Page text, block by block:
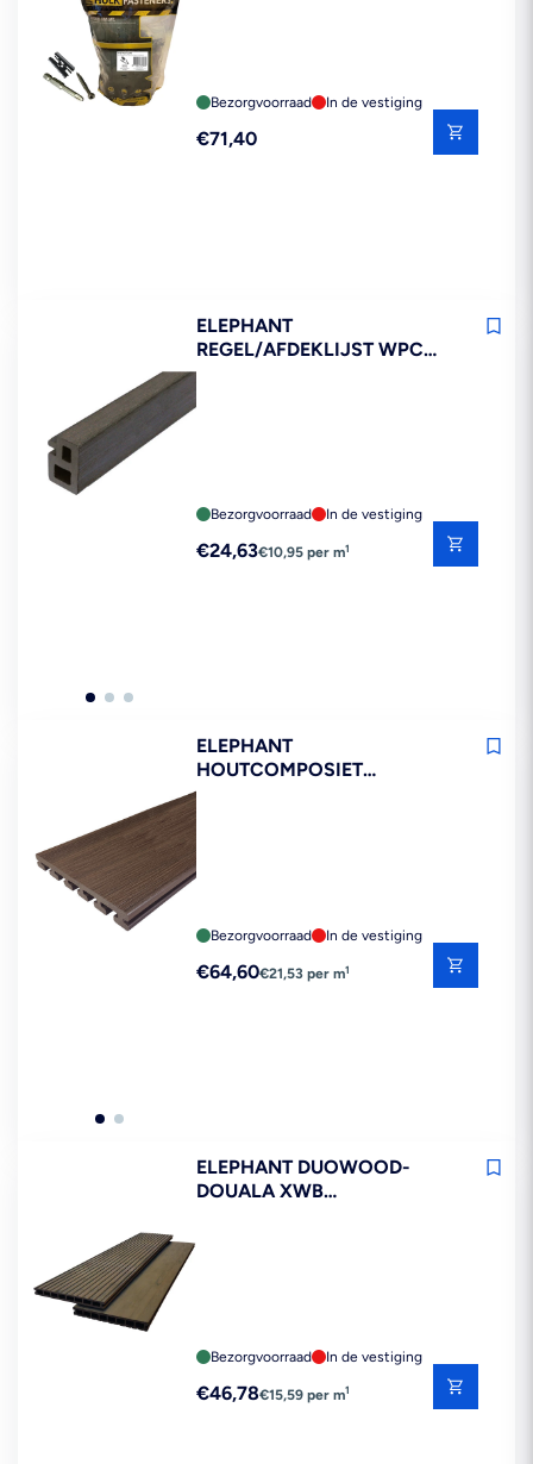
Bezorgvoorraad In de vestiging
Reguliere
€71,40
ELEPHANT
REGEL/AFDEKLIJST WPC
ANTRACIET 30X50X2250MM
Bezorgvoorraad In de vestiging
Reguliere
€24,63€10,95 per m1
ELEPHANT
HOUTCOMPOSIET
VLONDERPLANK EVA-LAST
IPÉ 25X210X3000MM FSC
Bezorgvoorraad In de vestiging
Reguliere
€64,60€21,53 per m1
ELEPHANT DUOWOOD-
DOUALA XWB
Bezorgvoorraad In de vestiging
Reguliere
€46,78€15,59 per m1